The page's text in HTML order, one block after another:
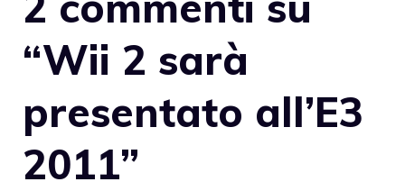
“Wii 2 sarà
presentato all’E3
2011”